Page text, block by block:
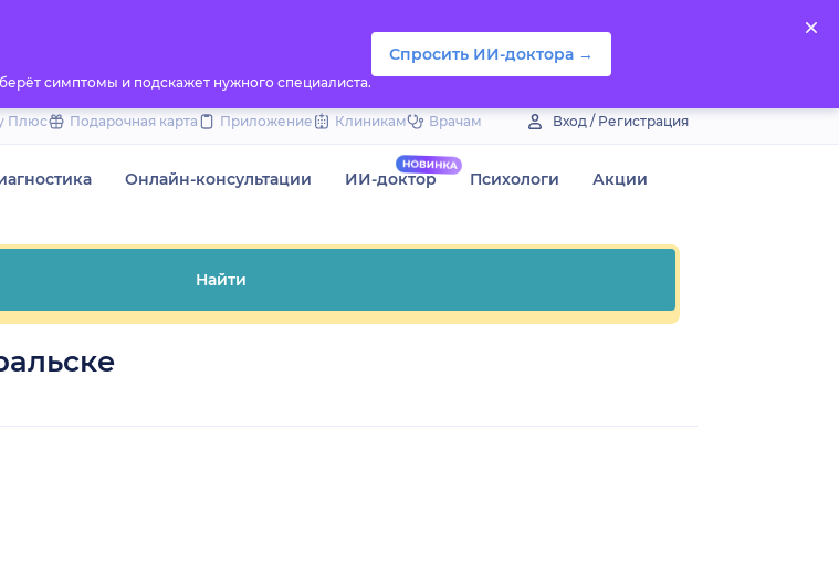
симптомы и подскажет нужного специалиста.
Спросить ИИ-доктора →
Плюс Подарочная карта Приложение Клиникам Врачам Вход / Регистрация
Онлайн-консультации ИИ-доктор Психологи Акции
Найти